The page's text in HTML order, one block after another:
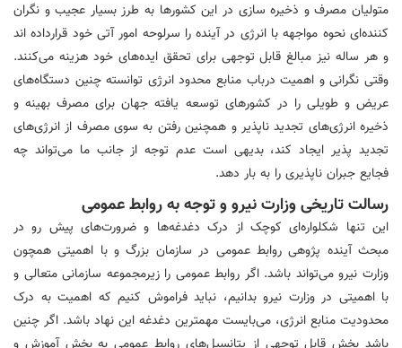
متولیان مصرف و ذخیره سازی در این کشور‌ها به طرز بسیار عجیب و نگران
کننده‌ای نحوه مواجهه با انرژی در آینده را سرلوحه امور آتی خود قرارداده اند
و هر ساله نیز مبالغ قابل توجهی برای تحقق ایده‌های خود هزینه می‌کنند.
وقتی نگرانی و اهمیت درباب منابع محدود انرژی توانسته چنین دستگاه‌های
عریض و طویلی را در کشورهای توسعه یافته جهان برای مصرف بهینه و
ذخیره انرژی‌های تجدید ناپذیر و همچنین رفتن به سوی مصرف از انرژی‌های
تجدید پذیر ایجاد کند، بدیهی است عدم توجه از جانب ما می‌تواند چه
فجایع جبران ناپذیری را به بار دهد.
رسالت تاریخی وزارت نیرو و توجه به روابط عمومی
این تنها شکلواره‌ای کوچک از درک دغدغه‌ها و ضرورت‌های پیش رو در
مبحث آینده پژوهی روابط عمومی در سازمان بزرگ و با اهمیتی همچون
وزارت نیرو می‌تواند باشد. اگر روابط عمومی را زیرمجموعه سازمانی متعالی و
با اهمیتی در وزارت نیرو بدانیم، نباید فراموش کنیم که اهمیت به درک
محدودیت منابع انرژی، می‌بایست مهمترین دغدغه این نهاد باشد. اگر چنین